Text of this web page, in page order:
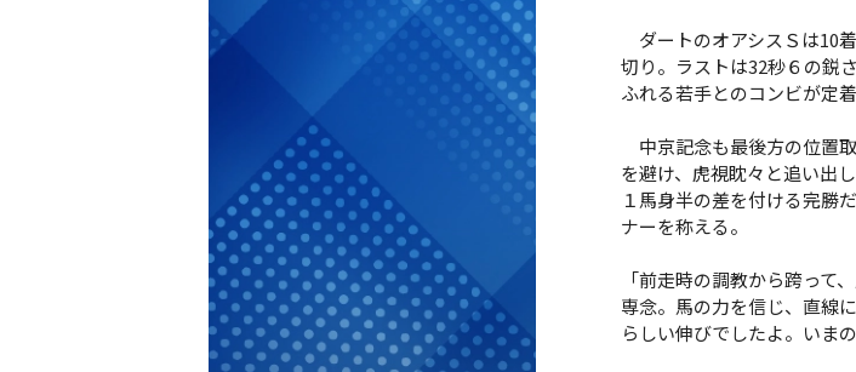
ダートのオアシスＳは10
切り。ラストは32秒６の鋭
ふれる若手とのコンビが定着
中京記念も最後方の位置
を避け、虎視眈々と追い出
１馬身半の差を付ける完勝
ナーを称える。
「前走時の調教から跨って
専念。馬の力を信じ、直線
らしい伸びでしたよ。いま